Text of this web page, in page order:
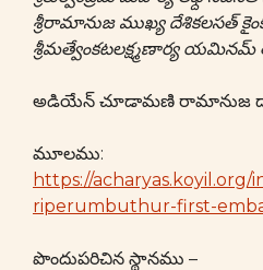
శ్రీరామానుజ ముఖ్య దేశికలసత్
శ్రీమత్వేంకటలక్ష్మణార్య
అడియేన్ చూడామణి రామానుజ
మూలము:
https://acharyas.koyil.org/
riperumbuthur-first-
పొందుపరిచిన స్థానము –